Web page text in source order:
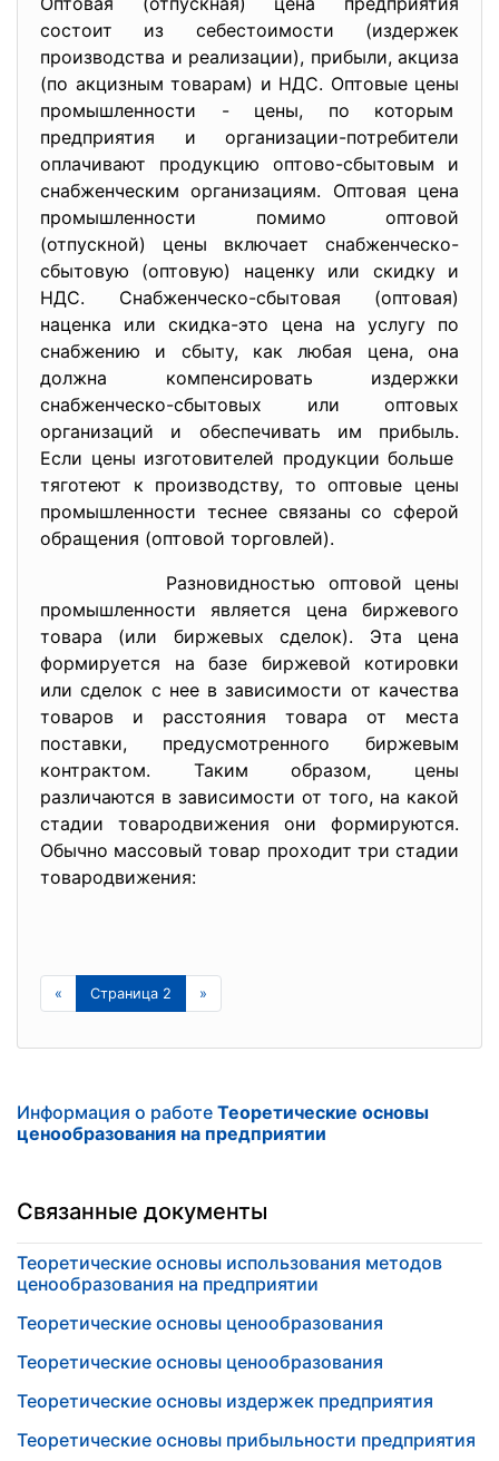
состоит из себестоимости (издержек
производства и реализации), прибыли, акциза
(по акцизным товарам) и НДС. Оптовые цены
промышленности - цены, по которым
предприятия и организации-потребители
оплачивают продукцию оптово-сбытовым и
снабженческим организациям. Оптовая цена
промышленности помимо оптовой
(отпускной) цены включает снабженческо-
сбытовую (оптовую) наценку или скидку и
НДС. Снабженческо-сбытовая (оптовая)
наценка или скидка-это цена на услугу по
снабжению и сбыту, как любая цена, она
должна компенсировать издержки
снабженческо-сбытовых или оптовых
организаций и обеспечивать им прибыль.
Если цены изготовителей продукции больше
тяготеют к производству, то оптовые цены
промышленности теснее связаны со сферой
обращения (оптовой торговлей).
Разновидностью оптовой цены
промышленности является цена биржевого
товара (или биржевых сделок). Эта цена
формируется на базе биржевой котировки
или сделок с нее в зависимости от качества
товаров и расстояния товара от места
поставки, предусмотренного биржевым
контрактом. Таким образом, цены
различаются в зависимости от того, на какой
стадии товародвижения они формируются.
Обычно массовый товар проходит три стадии
товародвижения:
« Страница 2 »
Информация о работе Теоретические основы
ценообразования на предприятии
Связанные документы
Теоретические основы использования методов
ценообразования на предприятии
Теоретические основы ценообразования
Теоретические основы ценообразования
Теоретические основы издержек предприятия
Теоретические основы прибыльности предприятия